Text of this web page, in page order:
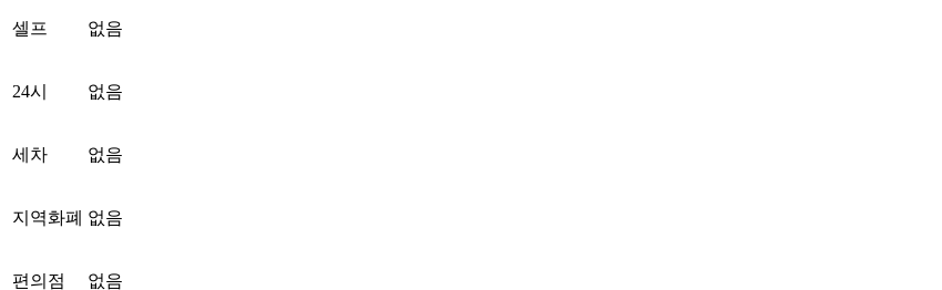
셀프 없음
24시 없음
세차 없음
지역화폐 없음
편의점 없음